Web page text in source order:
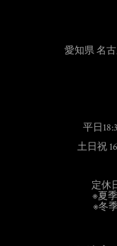
愛知県 名
平日
土日祝
定休
※夏
※冬